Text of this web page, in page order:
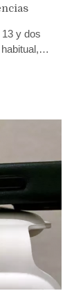
y dos
habitual,…